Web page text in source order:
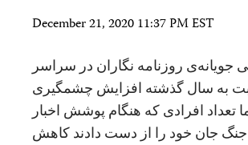
December 21, 2020 11:37 PM EST
جویانه‌ی روزنامه نگاران در سراسر
به سال گذشته افزایش چشمگیری
تعداد افرادی که هنگام پوشش اخبار
جان خود را از دست دادند کاهش